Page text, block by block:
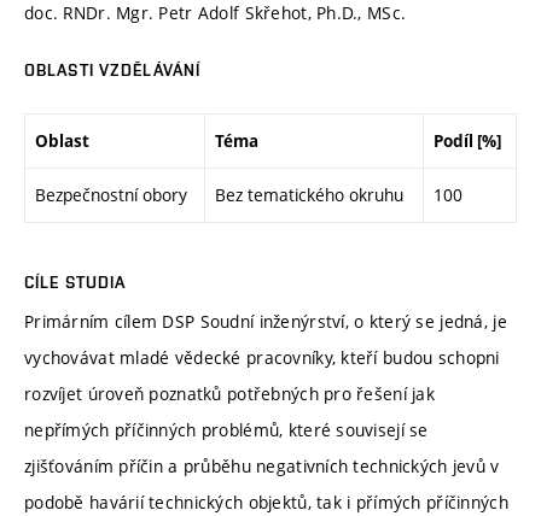
doc. RNDr. Mgr. Petr Adolf Skřehot, Ph.D., MSc.
OBLASTI VZDĚLÁVÁNÍ
Oblast Téma Podíl [%]
Bezpečnostní obory Bez tematického okruhu 100
CÍLE STUDIA
Primárním cílem DSP Soudní inženýrství, o který se jedná, je
vychovávat mladé vědecké pracovníky, kteří budou schopni
rozvíjet úroveň poznatků potřebných pro řešení jak
nepřímých příčinných problémů, které souvisejí se
zjišťováním příčin a průběhu negativních technických jevů v
podobě havárií technických objektů, tak i přímých příčinných